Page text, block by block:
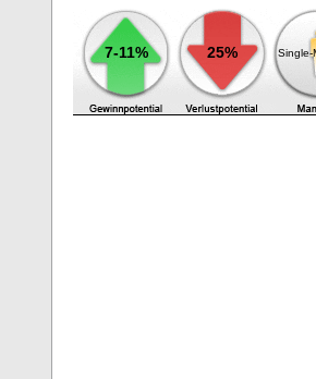
7-11% 25% Single-